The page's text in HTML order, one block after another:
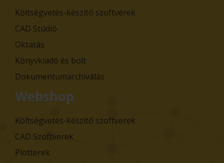
Költségvetés-készítő szoftverek
CAD Stúdió
Oktatás
Könyvkiadó és bolt
Dokumentumarchiválás
Webshop
Költségvetés-készítő szoftverek
CAD Szoftverek
Plotterek